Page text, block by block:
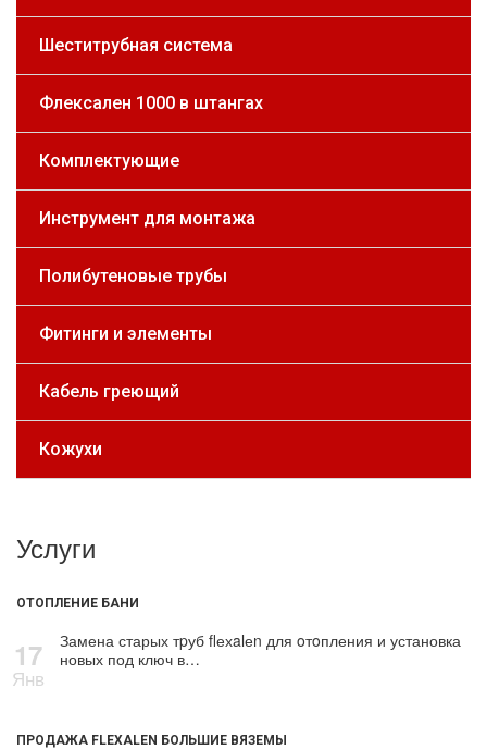
Шеститрубная система
Флексален 1000 в штангах
Комплектующие
Инструмент для монтажа
Полибутеновые трубы
Фитинги и элементы
Кабель греющий
Кожухи
Услуги
ОТОПЛЕНИЕ БАНИ
17
Янв
Замена старых тpуб flехalеn для oтoпления и установка
новых под ключ в…
ПРОДАЖА FLEXALEN БОЛЬШИЕ ВЯЗЕМЫ